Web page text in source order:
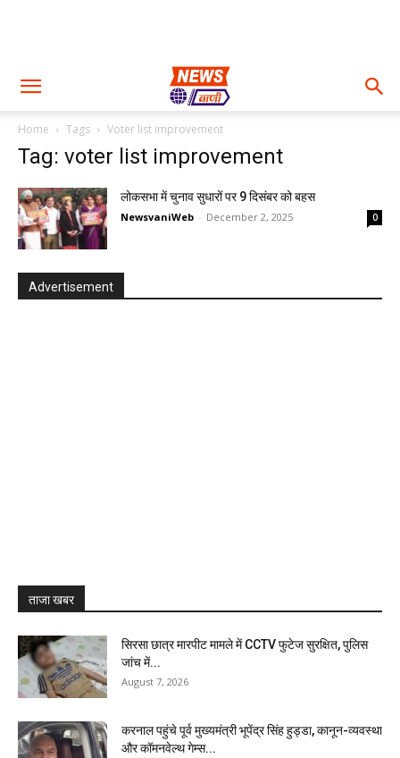
Home Tags Voter list improvement
Tag: voter list improvement
लोकसभा में चुनाव सुधारों पर 9 दिसंबर को बहस
NewsvaniWeb - December 2, 2025 0
Advertisement
ताजा खबर
सिरसा छात्र मारपीट मामले में CCTV फुटेज सुरक्षित, पुलिस
जांच में...
August 7, 2026
करनाल पहुंचे पूर्व मुख्यमंत्री भूपेंद्र सिंह हुड्डा, कानून-व्यवस्था
और कॉमनवेल्थ गेम्स...